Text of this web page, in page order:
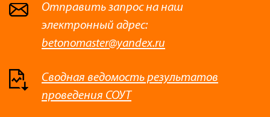
Отправить запрос на наш
электронный адрес:
betonomaster@yandex.ru
Сводная ведомость результатов
проведения СОУТ